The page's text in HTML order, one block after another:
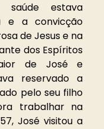
estava
e a convicção
de Jesus e na
dos Espíritos
de José e
reservado a
pelo seu filho
trabalhar na
José visitou a